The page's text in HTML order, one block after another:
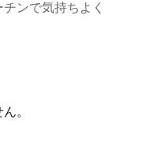
ンで気持ちよく
。